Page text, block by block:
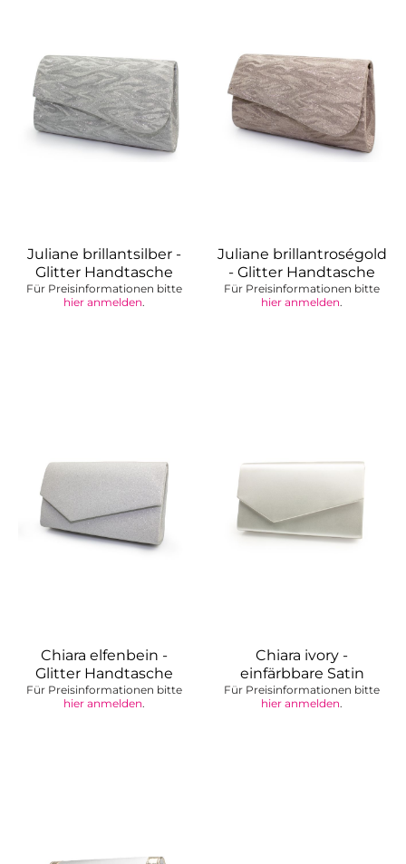
Juliane brillantsilber -
Glitter Handtasche
Für Preisinformationen bitte
hier anmelden.
Juliane brillantroségold
- Glitter Handtasche
Für Preisinformationen bitte
hier anmelden.
Chiara elfenbein -
Glitter Handtasche
Für Preisinformationen bitte
hier anmelden.
Chiara ivory -
einfärbbare Satin
Handtasche
Für Preisinformationen bitte
hier anmelden.